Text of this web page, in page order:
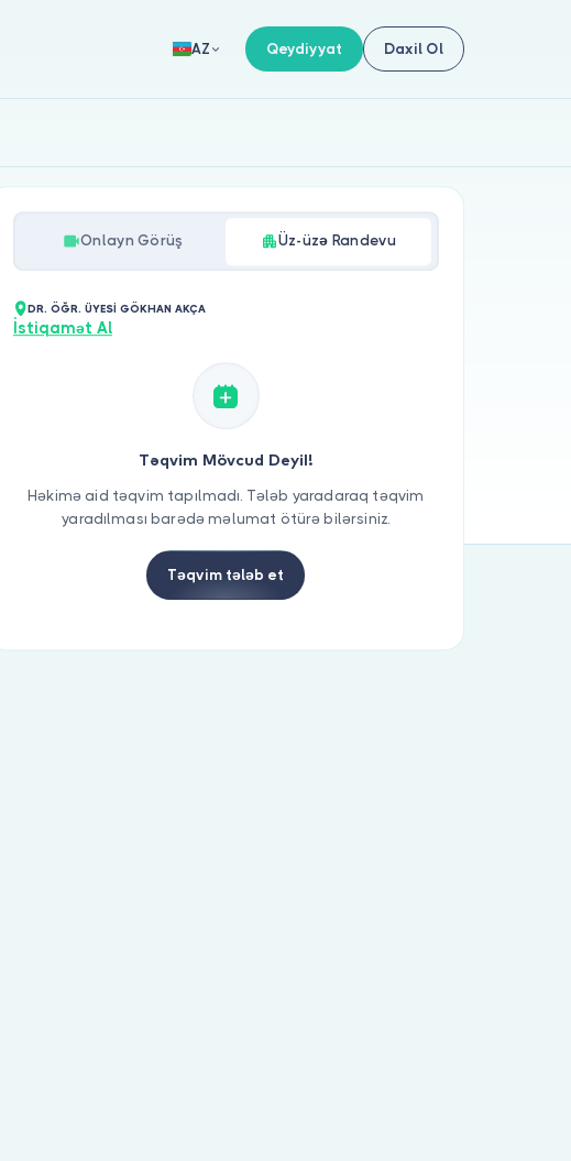
AZ Qeydiyyat Daxil Ol
Onlayn Görüş Üz-üzə Randevu
DR. ÖĞR. ÜYESİ GÖKHAN AKÇA
İstiqamət Al
Təqvim Mövcud Deyil!
Həkimə aid təqvim tapılmadı. Tələb yaradaraq təqvim
yaradılması barədə məlumat ötürə bilərsiniz.
Təqvim tələb et